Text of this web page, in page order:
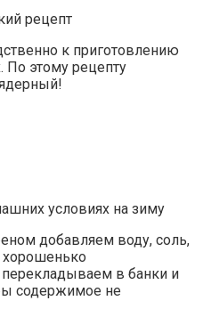
рецепт
к приготовлению
По этому рецепту
условиях на зиму
добавляем воду, соль,
хорошенько
в банки и
содержимое не